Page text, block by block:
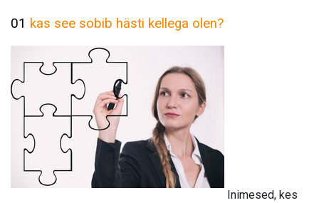
01 kas see sobib hästi kellega olen?
Inimesed, kes